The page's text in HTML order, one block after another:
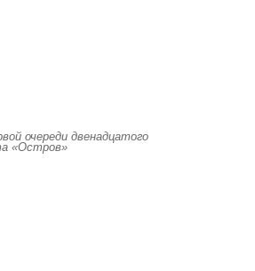
очереди двенадцатого
«Остров»